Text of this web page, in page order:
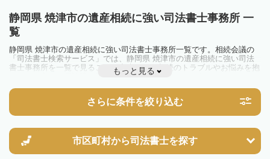
静岡県 焼津市の遺産相続に強い司法書士事務所 一
覧
静岡県 焼津市の遺産相続に強い司法書士事務所一覧です。相続会議の
「司法書士検索サービス」では、静岡県 焼津市の遺産相続に強い司法
書士事務所を一覧で見ることが出来ます。相続のトラブルやお悩みを抱
えている方は一度近隣の司法書士に相談してみましょう。
もっと見る
さらに条件を絞り込む
市区町村から司法書士を探す